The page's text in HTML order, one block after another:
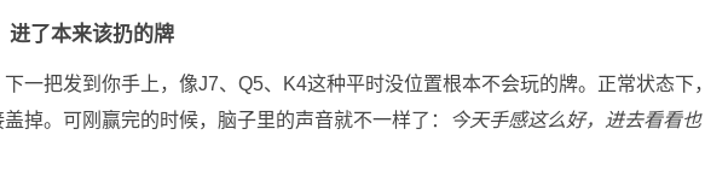
进了本来该扔的牌
一把发到你手上，像J7、Q5、K4这种平时没位置根本不会玩的牌。正常状态下，
掉。可刚赢完的时候，脑子里的声音就不一样了：
今天手感这么好，进去看看也